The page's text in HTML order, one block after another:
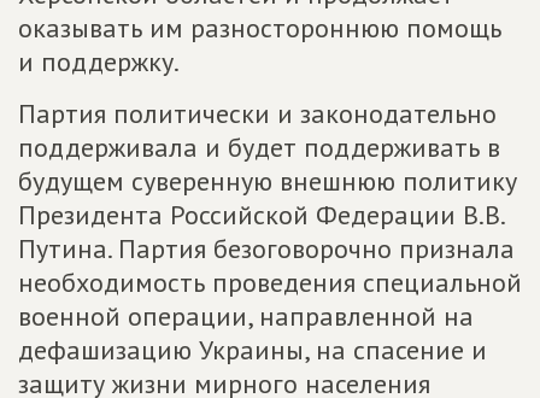
оказывать им разностороннюю помощь
и поддержку.
Партия политически и законодательно
поддерживала и будет поддерживать в
будущем суверенную внешнюю политику
Президента Российской Федерации В.В.
Путина. Партия безоговорочно признала
необходимость проведения специальной
военной операции, направленной на
дефашизацию Украины, на спасение и
защиту жизни мирного населения